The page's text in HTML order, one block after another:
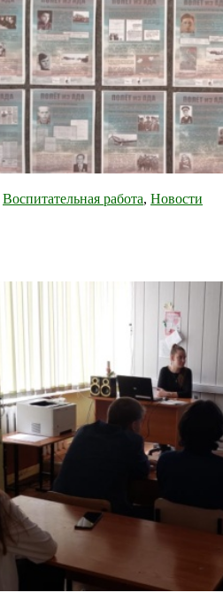
Воспитательная работа, Новости